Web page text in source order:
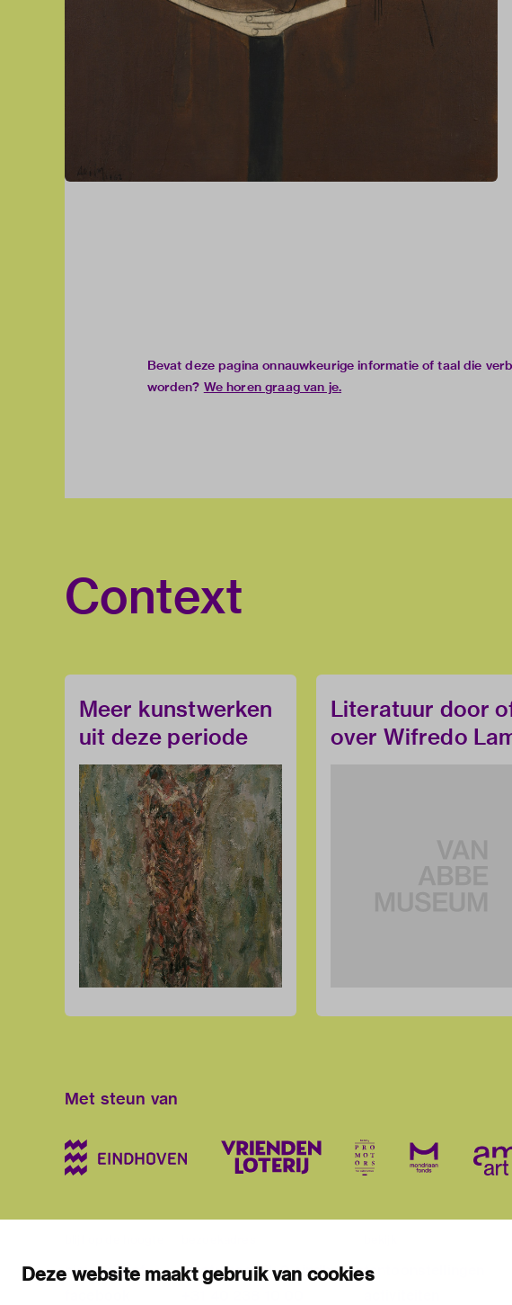
Deze website maakt gebruik van cookies
Bevat deze pagina onnauwkeurige informatie of taal die
worden? We horen graag van je.
Context
Meer kunstwerken
uit deze periode
Literatuur door
over Wifredo
Met steun van
nieuwsbrief
stratumsedijk 2 eindhovententoonstellingen